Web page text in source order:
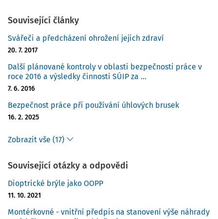
Související články
Svářeči a předcházení ohrožení jejich zdraví
20. 7. 2017
Další plánované kontroly v oblasti bezpečnosti práce v
roce 2016 a výsledky činnosti SÚIP za ...
7. 6. 2016
Bezpečnost práce při používání úhlových brusek
16. 2. 2025
Zobrazit vše (17)
Související otázky a odpovědi
Dioptrické brýle jako OOPP
11. 10. 2021
Montérkovné - vnitřní předpis na stanovení výše náhrady